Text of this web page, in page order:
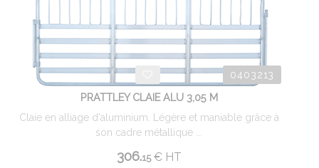
0403213
PRATTLEY CLAIE ALU 3,05 M
Claie en alliage d'aluminium. Légère et maniable grâce à
son cadre métallique ...
306.15 €HT